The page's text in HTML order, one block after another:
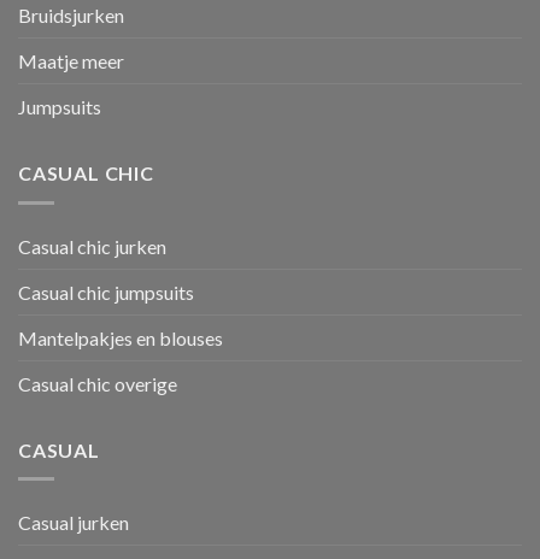
Bruidsjurken
Maatje meer
Jumpsuits
CASUAL CHIC
Casual chic jurken
Casual chic jumpsuits
Mantelpakjes en blouses
Casual chic overige
CASUAL
Casual jurken